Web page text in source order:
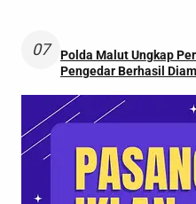
07
Polda Malut Ungkap
Pengedar Berhasil